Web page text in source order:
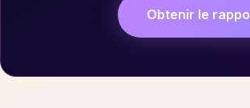
Obtenir le